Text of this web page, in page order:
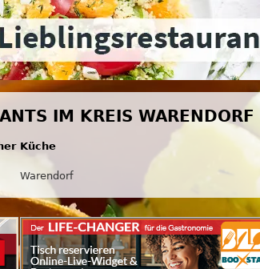
IM KREIS WARENDORF
Küche
Warendorf